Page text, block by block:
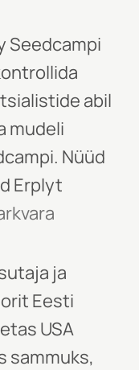
Seedcampi
abil
mudeli
Nüüd
Erplyt
ja
Eesti
USA
sammuks,